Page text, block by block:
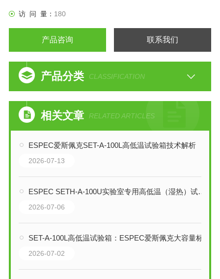
访 问 量： 180
产品咨询 联系我们
产品分类 CLASSIFICATION
相关文章 RELATED ARTICLES
ESPEC爱斯佩克SET-A-100L高低温试验箱技术解析
2026-07-13
ESPEC SETH-A-100U实验室专用高低温（湿热）试验箱技术解析
2026-07-06
SET-A-100L高低温试验箱：ESPEC爱斯佩克大容量标准型环境试验解决方案
2026-07-02